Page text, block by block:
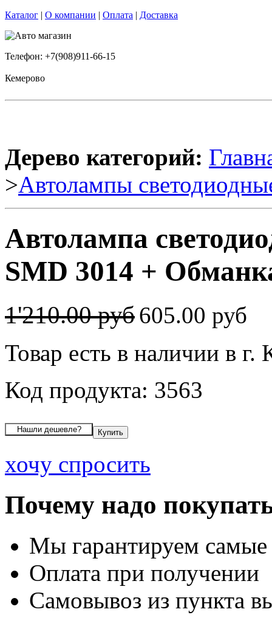
Каталог | О компании | Оплата | Доставка
Телефон: +7(908)911-66-15
Кемерово
Дерево категорий:
>Автолампы
Автолампа
SMD 3014 +
1'210.00 руб605.00 руб
Товар есть в наличии в г.
Код продукта: 3563
хочу спросить
Почему надо
Мы гарантируем
Оплата при получении
Самовывоз из пункта